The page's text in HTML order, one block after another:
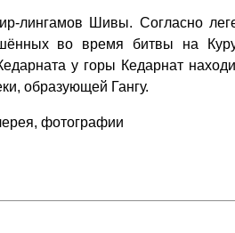
лингамов Шивы. Согласно
во время битвы на
у горы Кедарнат
образующей Гангу.
фотографии